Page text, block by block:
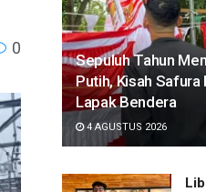
0
Sepuluh Tahun
Putih, Kisah
Lapak Bendera
4 AGUSTUS 2026